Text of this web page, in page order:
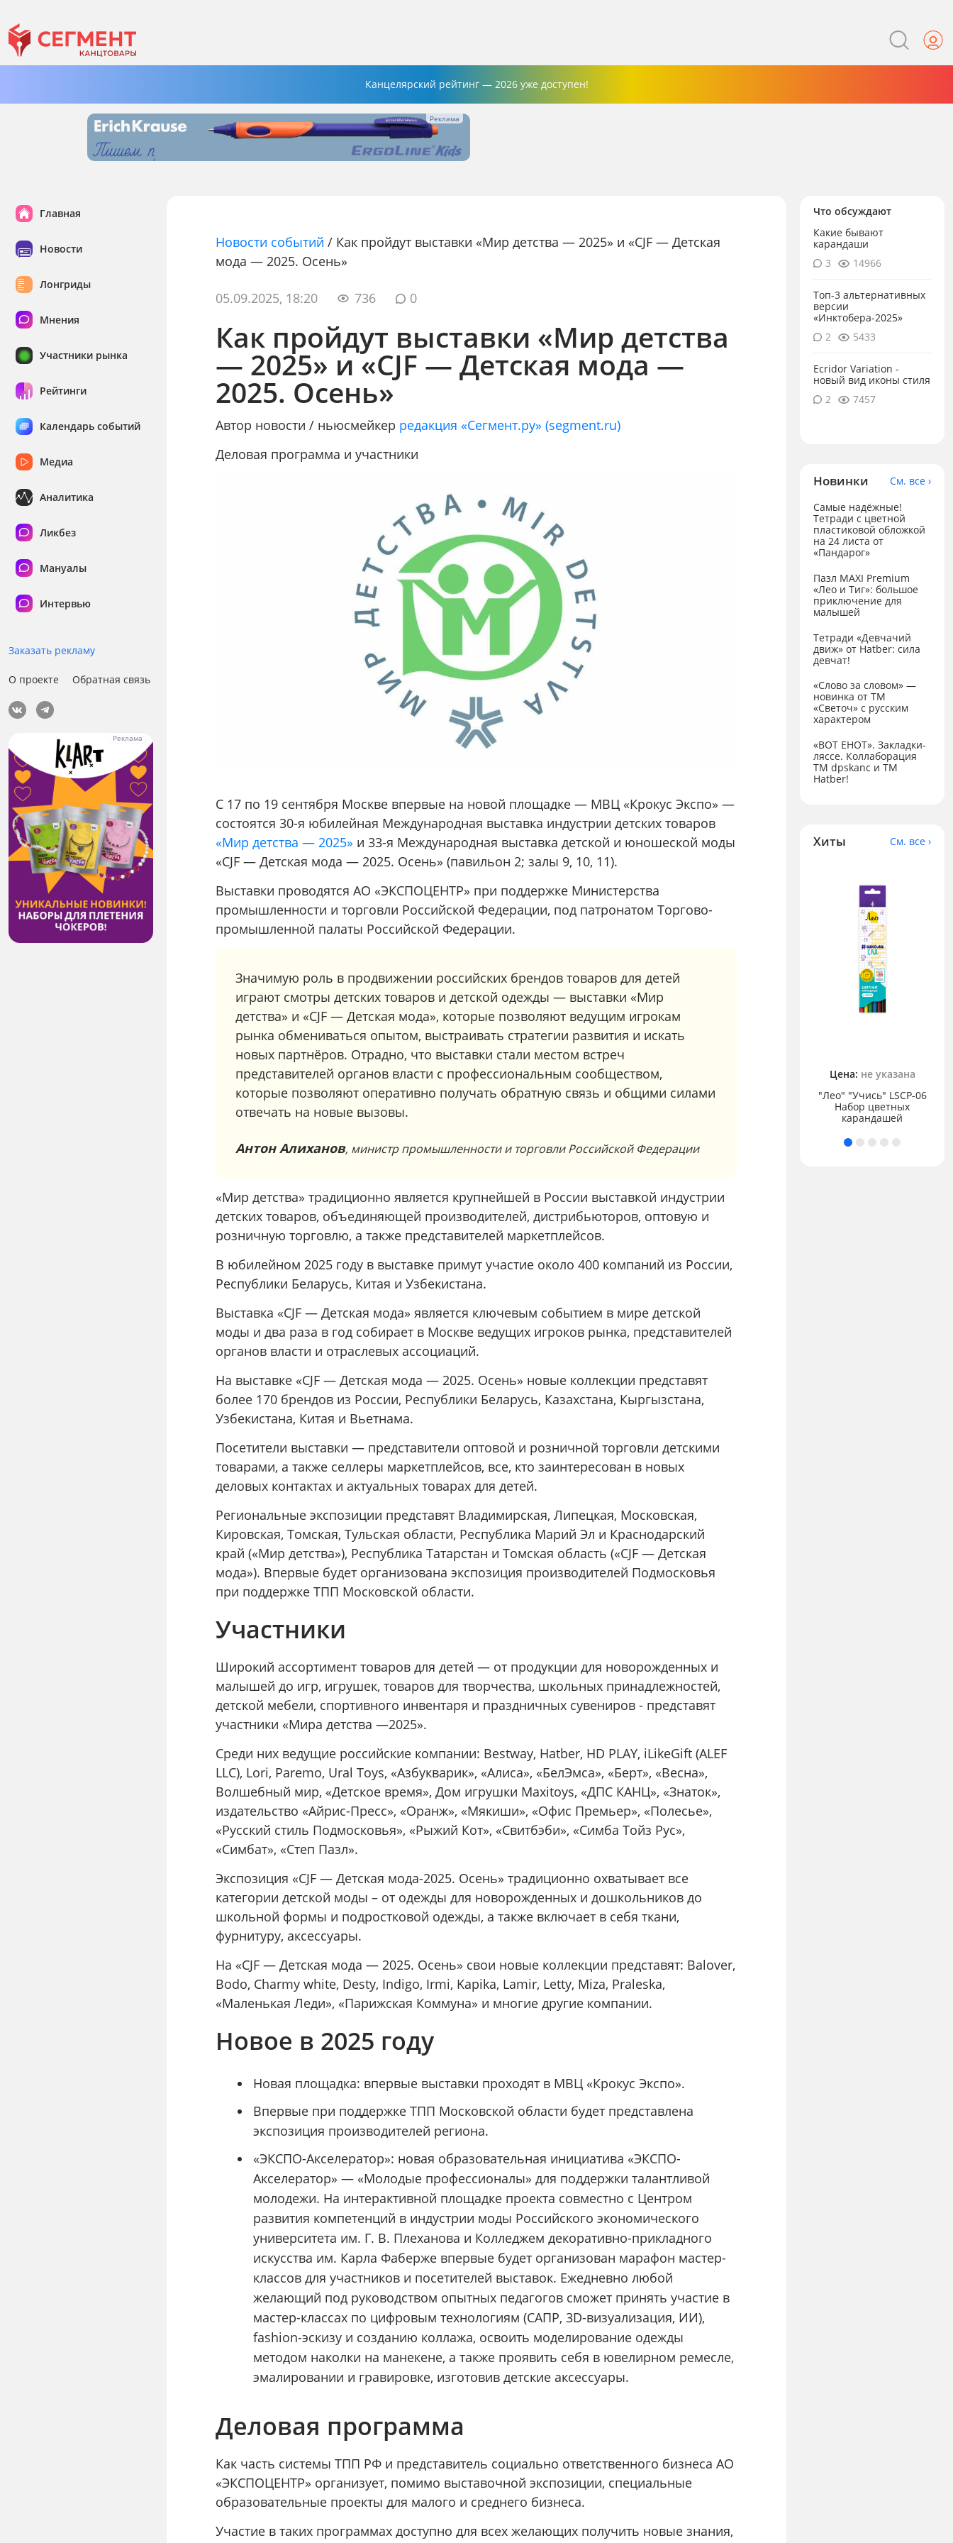
Канцелярский рейтинг — 2026 уже доступен!
Главная
Новости
Лонгриды
Мнения
Участники рынка
Рейтинги
Календарь событий
Медиа
Аналитика
Ликбез
Мануалы
Интервью
Заказать рекламу
О проекте Обратная связь
Новости событий / Как пройдут выставки «Мир детства — 2025» и «CJF — Детская
мода — 2025. Осень»
05.09.2025, 18:20 736 0
Как пройдут выставки «Мир детства
— 2025» и «CJF — Детская мода —
2025. Осень»
Автор новости / ньюсмейкер редакция «Сегмент.ру» (segment.ru)
Деловая программа и участники
С 17 по 19 сентября Москве впервые на новой площадке — МВЦ «Крокус Экспо» —
состоятся 30-я юбилейная Международная выставка индустрии детских товаров
«Мир детства — 2025» и 33-я Международная выставка детской и юношеской моды
«CJF — Детская мода — 2025. Осень» (павильон 2; залы 9, 10, 11).
Выставки проводятся АО «ЭКСПОЦЕНТР» при поддержке Министерства
промышленности и торговли Российской Федерации, под патронатом Торгово-
промышленной палаты Российской Федерации.
Значимую роль в продвижении российских брендов товаров для детей
играют смотры детских товаров и детской одежды — выставки «Мир
детства» и «CJF — Детская мода», которые позволяют ведущим игрокам
рынка обмениваться опытом, выстраивать стратегии развития и искать
новых партнёров. Отрадно, что выставки стали местом встреч
представителей органов власти с профессиональным сообществом,
которые позволяют оперативно получать обратную связь и общими силами
отвечать на новые вызовы.
Антон Алиханов, министр промышленности и торговли Российской Федерации
«Мир детства» традиционно является крупнейшей в России выставкой индустрии
детских товаров, объединяющей производителей, дистрибьюторов, оптовую и
розничную торговлю, а также представителей маркетплейсов.
В юбилейном 2025 году в выставке примут участие около 400 компаний из России,
Республики Беларусь, Китая и Узбекистана.
Выставка «CJF — Детская мода» является ключевым событием в мире детской
моды и два раза в год собирает в Москве ведущих игроков рынка, представителей
органов власти и отраслевых ассоциаций.
На выставке «CJF — Детская мода — 2025. Осень» новые коллекции представят
более 170 брендов из России, Республики Беларусь, Казахстана, Кыргызстана,
Узбекистана, Китая и Вьетнама.
Посетители выставки — представители оптовой и розничной торговли детскими
товарами, а также селлеры маркетплейсов, все, кто заинтересован в новых
деловых контактах и актуальных товарах для детей.
Региональные экспозиции представят Владимирская, Липецкая, Московская,
Кировская, Томская, Тульская области, Республика Марий Эл и Краснодарский
край («Мир детства»), Республика Татарстан и Томская область («CJF — Детская
мода»). Впервые будет организована экспозиция производителей Подмосковья
при поддержке ТПП Московской области.
Участники
Широкий ассортимент товаров для детей — от продукции для новорожденных и
малышей до игр, игрушек, товаров для творчества, школьных принадлежностей,
детской мебели, спортивного инвентаря и праздничных сувениров - представят
участники «Мира детства —2025».
Среди них ведущие российские компании: Bestway, Hatber, HD PLAY, iLikeGift (ALEF
LLC), Lori, Paremo, Ural Toys, «Азбукварик», «Алиса», «БелЭмса», «Берт», «Весна»,
Волшебный мир, «Детское время», Дом игрушки Maxitoys, «ДПС КАНЦ», «Знаток»,
издательство «Айрис-Пресс», «Оранж», «Мякиши», «Офис Премьер», «Полесье»,
«Русский стиль Подмосковья», «Рыжий Кот», «Свитбэби», «Симба Тойз Рус»,
«Симбат», «Степ Пазл».
Экспозиция «CJF — Детская мода-2025. Осень» традиционно охватывает все
категории детской моды – от одежды для новорожденных и дошкольников до
школьной формы и подростковой одежды, а также включает в себя ткани,
фурнитуру, аксессуары.
На «CJF — Детская мода — 2025. Осень» свои новые коллекции представят: Balover,
Bodo, Charmy white, Desty, Indigo, Irmi, Kapika, Lamir, Letty, Miza, Praleska,
«Маленькая Леди», «Парижская Коммуна» и многие другие компании.
Новое в 2025 году
Новая площадка: впервые выставки проходят в МВЦ «Крокус Экспо».
Впервые при поддержке ТПП Московской области будет представлена
экспозиция производителей региона.
«ЭКСПО-Акселератор»: новая образовательная инициатива «ЭКСПО-
Акселератор» — «Молодые профессионалы» для поддержки талантливой
молодежи. На интерактивной площадке проекта совместно с Центром
развития компетенций в индустрии моды Российского экономического
университета им. Г. В. Плеханова и Колледжем декоративно-прикладного
искусства им. Карла Фаберже впервые будет организован марафон мастер-
классов для участников и посетителей выставок. Ежедневно любой
желающий под руководством опытных педагогов сможет принять участие в
мастер-классах по цифровым технологиям (САПР, 3D-визуализация, ИИ),
fashion-эскизу и созданию коллажа, освоить моделирование одежды
методом наколки на манекене, а также проявить себя в ювелирном ремесле,
эмалировании и гравировке, изготовив детские аксессуары.
Деловая программа
Как часть системы ТПП РФ и представитель социально ответственного бизнеса АО
«ЭКСПОЦЕНТР» организует, помимо выставочной экспозиции, специальные
образовательные проекты для малого и среднего бизнеса.
Участие в таких программах доступно для всех желающих получить новые знания,
Что обсуждают
Какие бывают
карандаши
3
14966
Топ-3 альтернативных
версии
«Инктобера-2025»
2
5433
Ecridor Variation -
новый вид иконы стиля
2
7457
Новинки
См. все ›
Самые надёжные!
Тетради с цветной
пластиковой обложкой
на 24 листа от
«Пандарог»
Пазл MAXI Premium
«Лео и Тиг»: большое
приключение для
малышей
Тетради «Девчачий
движ» от Hatber: сила
девчат!
«Слово за словом» —
новинка от ТМ
«Светоч» с русским
характером
«ВОТ ЕНОТ». Закладки-
ляссе. Коллаборация
TM dpskanc и ТМ
Hatber!
Хиты См. все ›
Акварель "Аква-колор"
Цена: не указана
"Лео" "Учись" LSCP-06
Набор цветных
карандашей